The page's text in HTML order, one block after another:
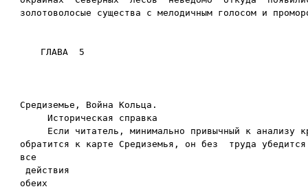
Средиземье, Война Кольца.
     Историческая справка
Если читатель, минимально привычный к анализу
обратится к карте Средиземья, он без  труда
все
действия
обеих